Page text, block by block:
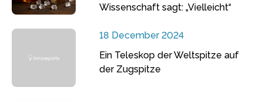
Wissenschaft sagt: „Vielleicht“
18 December 2024
Ein Teleskop der Weltspitze auf
der Zugspitze